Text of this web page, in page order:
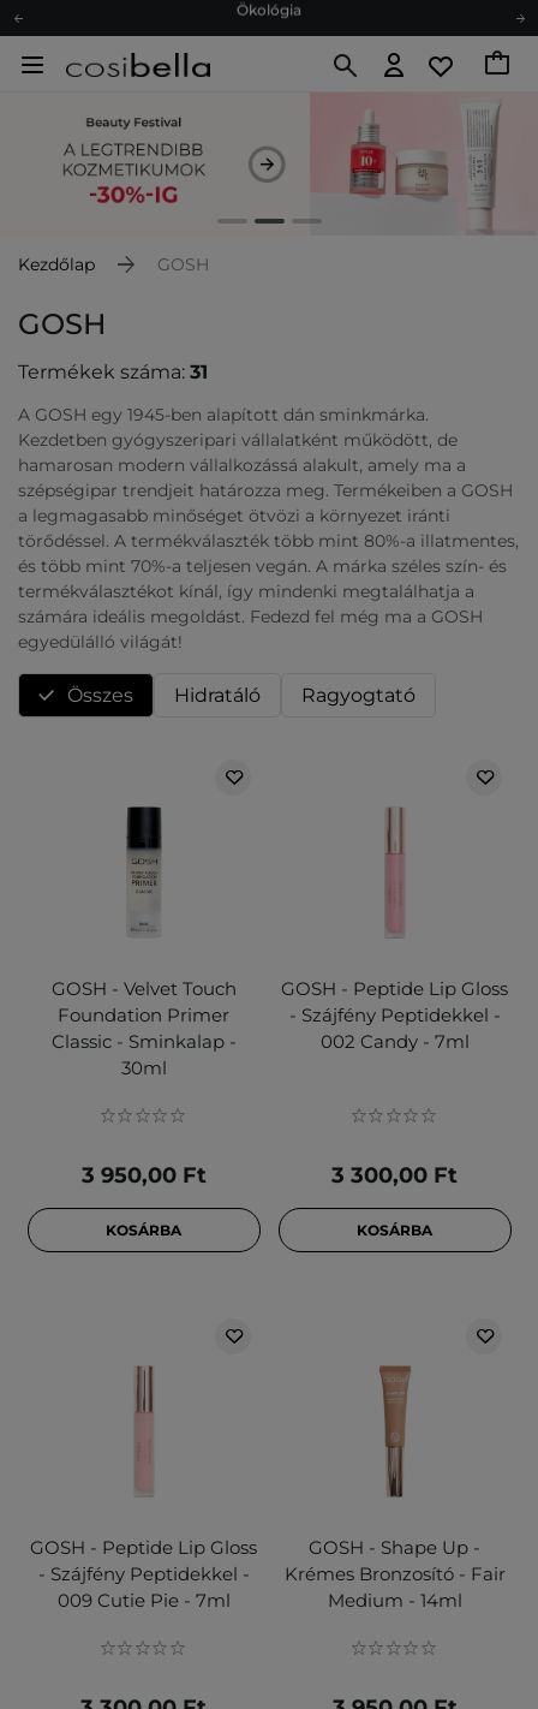
Ajándékkártya
Ingyenes szállítás 15 000 Ft-tól
Ajándékkártya
Kezdőlap GOSH
GOSH
Termékek száma: 31
A GOSH egy 1945-ben alapított dán sminkmárka.
Kezdetben gyógyszeripari vállalatként működött, de
hamarosan modern vállalkozássá alakult, amely ma a
szépségipar trendjeit határozza meg. Termékeiben a GOSH
a legmagasabb minőséget ötvözi a környezet iránti
törődéssel. A termékválaszték több mint 80%-a illatmentes,
és több mint 70%-a teljesen vegán. A márka széles szín- és
termékválasztékot kínál, így mindenki megtalálhatja a
számára ideális megoldást. Fedezd fel még ma a GOSH
egyedülálló világát!
Összes Hidratáló Ragyogtató
GOSH - Velvet Touch
Foundation Primer
Classic - Sminkalap -
30ml
3 950,00 Ft
KOSÁRBA
GOSH - Peptide Lip Gloss
- Szájfény Peptidekkel -
002 Candy - 7ml
3 300,00 Ft
KOSÁRBA
GOSH - Peptide Lip Gloss
- Szájfény Peptidekkel -
009 Cutie Pie - 7ml
GOSH - Shape Up -
Krémes Bronzosító - Fair
Medium - 14ml